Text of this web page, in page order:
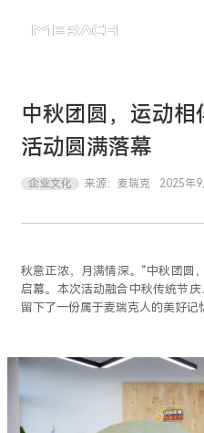
中秋团圆，运动
活动圆满落幕
企业文化 来源： 麦瑞克 2025年9
秋意正浓，月满情深。“中秋团圆
启幕。本次活动融合中秋传统节
留下了一份属于麦瑞克人的美好记